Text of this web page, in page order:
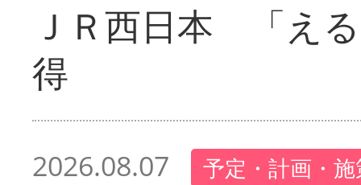
ＪＲ西日本 「え
得
2026.08.07 予定・計画・